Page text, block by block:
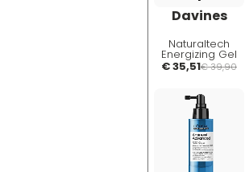
Davines
Naturaltech
Energizing Gel
150ml
€ 35,51€ 39,90